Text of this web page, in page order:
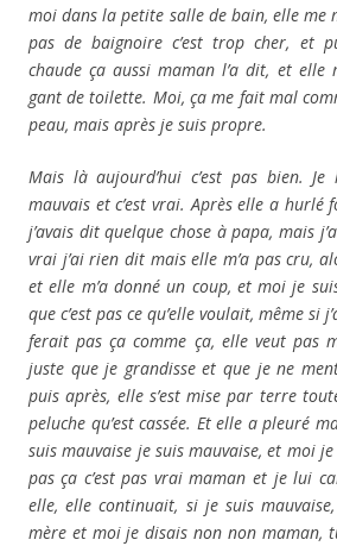
moi dans la petite salle de bain, elle me
pas de baignoire c’est trop cher, et
chaude ça aussi maman l’a dit, et
gant de toilette. Moi, ça me fait mal
peau, mais après je suis propre.
Mais là aujourd’hui c’est pas bien.
mauvais et c’est vrai. Après elle a hurlé
j’avais dit quelque chose à papa, mais
vrai j’ai rien dit mais elle m’a pas cru,
et elle m’a donné un coup, et moi je
que c’est pas ce qu’elle voulait, même si
ferait pas ça comme ça, elle veut pas
juste que je grandisse et que je ne
puis après, elle s’est mise par terre
peluche qu’est cassée. Et elle a pleuré
suis mauvaise je suis mauvaise, et moi
pas ça c’est pas vrai maman et je lui
elle, elle continuait, si je suis
mère et moi je disais non non maman,